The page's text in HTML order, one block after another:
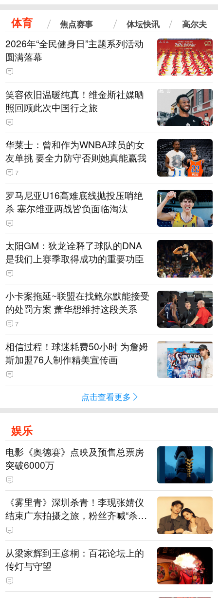
体育 焦点赛事 体坛快讯 高尔夫
2026年“全民健身日”主题系列活动
圆满落幕
笑容依旧温暖纯真！维金斯社媒晒
照回顾此次中国行之旅
华莱士：曾和作为WNBA球员的女
友单挑 要全力防守否则她真能赢我
7
罗马尼亚U16高难底线抛投压哨绝
杀 塞尔维亚两战皆负面临淘汰
太阳GM：狄龙诠释了球队的DNA
是我们上赛季取得成功的重要功臣
小卡案拖延~联盟在找鲍尔默能接受
的处罚方案 萧华想维持这段关系
7
相信过程！球迷耗费50小时 为詹姆
斯加盟76人制作精美宣传画
点击查看更多
娱乐
电影《奥德赛》点映及预售总票房
突破6000万
《雾里青》深圳杀青！李现张婧仪
结束广东拍摄之旅，粉丝齐喊“杀青
快乐”
从梁家辉到王彦桐：百花论坛上的
传灯与守望